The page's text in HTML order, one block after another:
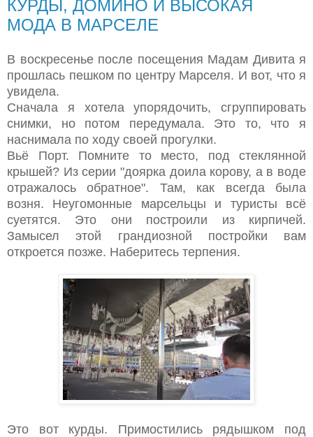
КУРДЫ, ДОМИНО И ВЫСОКАЯ
МОДА В МАРСЕЛЕ
В воскресенье после посещения Мадам Дивита я
прошлась пешком по центру Марселя. И вот, что я
увидела.
Сначала я хотела упорядочить, сгруппировать
снимки, но потом передумала. Это то, что я
наснимала по ходу своей прогулки.
Вьё Порт. Помните то место, под стеклянной
крышей? Из серии "доярка доила корову, а в воде
отражалось обратное". Там, как всегда была
возня. Неугомонные марсельцы и туристы всё
суетятся. Это они построили из кирпичей.
Замысел этой грандиозной постройки вам
откроется позже. Наберитесь терпения.
Это вот курды. Примостились рядышком под